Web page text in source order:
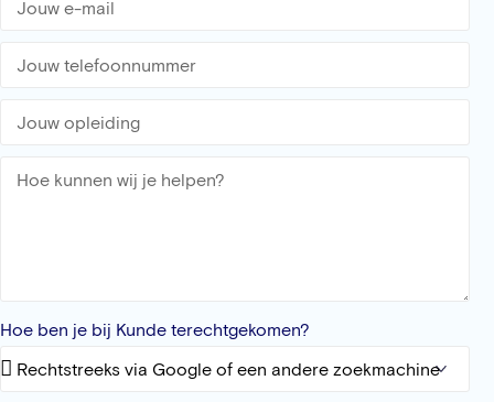
Hoe ben je bij Kunde terechtgekomen?